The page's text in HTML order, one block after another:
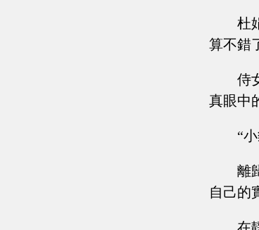
杜
算不錯
侍
真眼中
“
離
自己的